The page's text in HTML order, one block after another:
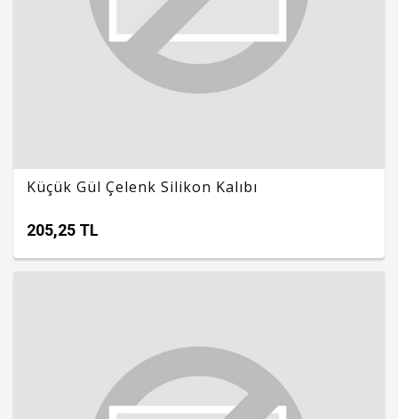
Küçük Gül Çelenk Silikon Kalıbı
205,25 TL